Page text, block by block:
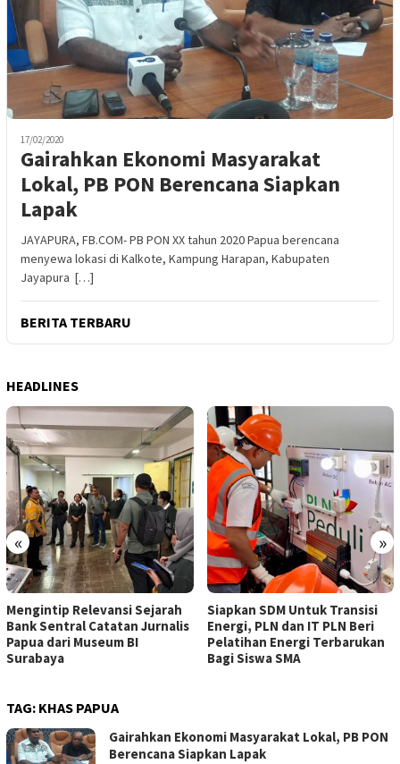
17/02/2020
Gairahkan Ekonomi Masyarakat
Lokal, PB PON Berencana Siapkan
Lapak
JAYAPURA, FB.COM- PB PON XX tahun 2020 Papua berencana
menyewa lokasi di Kalkote, Kampung Harapan, Kabupaten
Jayapura […]
BERITA TERBARU
HEADLINES
« »
Mengintip Relevansi Sejarah
Bank Sentral Catatan Jurnalis
Papua dari Museum BI
Surabaya
Siapkan SDM Untuk Transisi
Energi, PLN dan IT PLN Beri
Pelatihan Energi Terbarukan
Bagi Siswa SMA
TAG: KHAS PAPUA
Gairahkan Ekonomi Masyarakat Lokal, PB PON
Berencana Siapkan Lapak